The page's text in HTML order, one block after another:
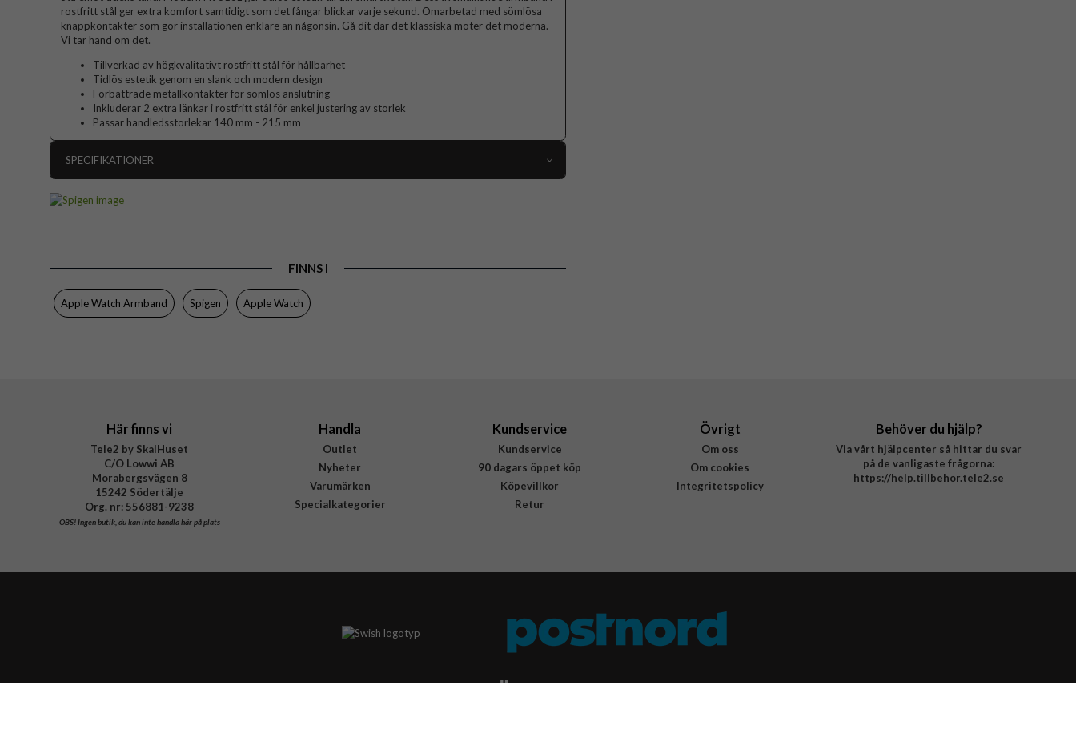
rostfritt stål ger extra komfort samtidigt som det fångar blickar varje sekund. Omarbetad med sömlösa
knappkontakter som gör installationen enklare än någonsin. Gå dit där det klassiska möter det moderna.
Vi tar hand om det.
Tillverkad av högkvalitativt rostfritt stål för hållbarhet
Tidlös estetik genom en slank och modern design
Förbättrade metallkontakter för sömlös anslutning
Inkluderar 2 extra länkar i rostfritt stål för enkel justering av storlek
Passar handledsstorlekar 140 mm - 215 mm
SPECIFIKATIONER
Färg
Silver
Material
Varumärke
FINNS I
Apple Watch Armband Spigen Apple Watch
Här finns vi
Tele2 by SkalHuset
C/O Lowwi AB
Morabergsvägen 8
15242 Södertälje
Org. nr: 556881-9238
OBS!Ingen butik, du kan inte handla här på plats
Handla
Outlet
Nyheter
Varumärken
Specialkategorier
Kundservice
Kundservice
90 dagars öppet köp
Köpevillkor
Retur
Övrigt
Om oss
Om cookies
Integritetspolicy
Behöver du hjälp?
Via vårt hjälpcenter så hittar du svar
på de vanligaste frågorna:
https://help.tillbehor.tele2.se